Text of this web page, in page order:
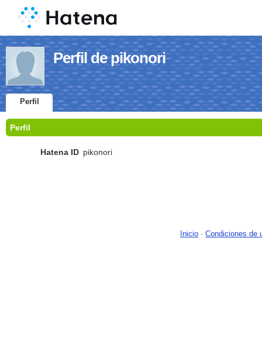
Perfil de pikonori
Perfil
Perfil
Hatena ID pikonori
Inicio - Condiciones de